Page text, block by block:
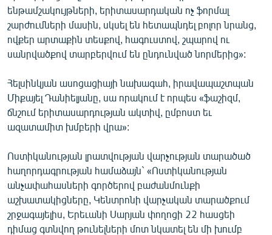
ենթամշակույթների, երիտասարդական ոչ ֆորմալ
շարժումների մասին, սկսել են հետապնդել բոլոր նրանց,
ովքեր արտաքին տեսքով, հագուստով, շպարով ու
սանրվածքով տարբերվում են ընդունված նորմերից»:
Հելսինկյան ասոցացիայի նախագահ, իրավապաշտպան
Միքայել Դանիելյանը, սա որակում է որպես «ֆաշիզմ,
ճնշում երիտասարդության ակտիվ, ըմբոստ եւ
ազատամիտ խմբերի վրա»:
Ոստիկանության լրատվության վարչության տարածած
հաղորդագրության համաձայն` «Ոստիկանության
անչափահասների գործերով բաժանմունքի
աշխատակիցները, Կենտրոնի վարչական տարածքում
շրջագայելիս, Երեւանի Սարյան փողոցի 22 հասցեի
դիմաց գտնվող թունելների մոտ նկատել են մի խումբ